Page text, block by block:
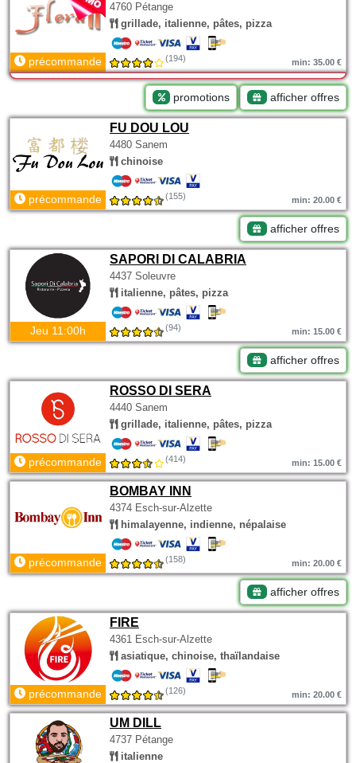
4760 Pétange
grillade, italienne, pâtes, pizza
précommande (194) min: 35.00 €
promotions afficher offres
FU DOU LOU
4480 Sanem
chinoise
précommande (155) min: 20.00 €
afficher offres
SAPORI DI CALABRIA
4437 Soleuvre
italienne, pâtes, pizza
Jeu 11:00h (94) min: 15.00 €
afficher offres
ROSSO DI SERA
4440 Sanem
grillade, italienne, pâtes, pizza
précommande (414) min: 15.00 €
BOMBAY INN
4374 Esch-sur-Alzette
himalayenne, indienne, népalaise
précommande (158) min: 20.00 €
afficher offres
FIRE
4361 Esch-sur-Alzette
asiatique, chinoise, thaïlandaise
précommande (126) min: 20.00 €
UM DILL
4737 Pétange
italienne